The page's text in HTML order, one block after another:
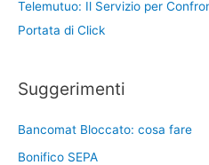
Telemutuo: Il Servizio per
Portata di Click
Suggerimenti
Bancomat Bloccato: cosa fare
Bonifico SEPA